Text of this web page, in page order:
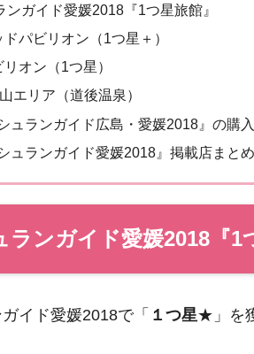
ンガイド愛媛2018『1つ星旅館』
ドパビリオン（1つ星＋）
オン（1つ星）
エリア（道後温泉）
シュランガイド広島・愛媛2018』の購
シュランガイド愛媛2018』掲載店まとめ
ランガイド愛媛2018『1
イド愛媛2018で「 １つ星★」を